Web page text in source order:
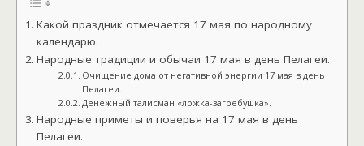
Какой праздник отмечается 17 мая по народному
календарю.
Народные традиции и обычаи 17 мая в день Пелагеи.
Очищение дома от негативной энергии 17 мая в день
Пелагеи.
Денежный талисман «ложка-загребушка».
Народные приметы и поверья на 17 мая в день
Пелагеи.